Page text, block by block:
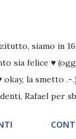
siamo in
sia felice ♥
la smetto .-
Rafael per
loro come